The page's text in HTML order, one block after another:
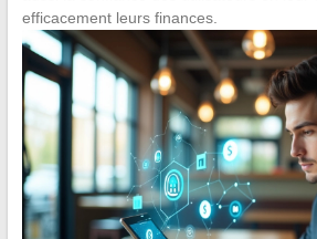
efficacement leurs finances.